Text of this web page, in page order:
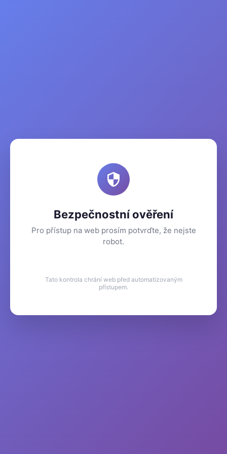
Bezpečnostní ověření
Pro přístup na web prosím potvrďte, že nejste
robot.
Tato kontrola chrání web před automatizovaným
přístupem.